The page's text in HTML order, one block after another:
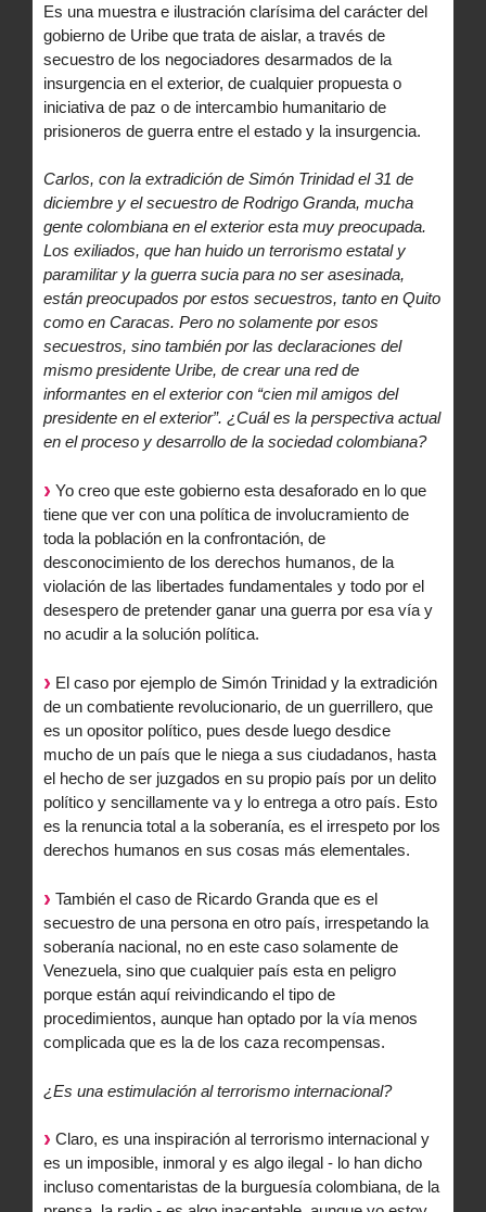
Es una muestra e ilustración clarísima del carácter del
gobierno de Uribe que trata de aislar, a través de
secuestro de los negociadores desarmados de la
insurgencia en el exterior, de cualquier propuesta o
iniciativa de paz o de intercambio humanitario de
prisioneros de guerra entre el estado y la insurgencia.
Carlos, con la extradición de Simón Trinidad el 31 de
diciembre y el secuestro de Rodrigo Granda, mucha
gente colombiana en el exterior esta muy preocupada.
Los exiliados, que han huido un terrorismo estatal y
paramilitar y la guerra sucia para no ser asesinada,
están preocupados por estos secuestros, tanto en Quito
como en Caracas. Pero no solamente por esos
secuestros, sino también por las declaraciones del
mismo presidente Uribe, de crear una red de
informantes en el exterior con “cien mil amigos del
presidente en el exterior”. ¿Cuál es la perspectiva actual
en el proceso y desarrollo de la sociedad colombiana?
Yo creo que este gobierno esta desaforado en lo que
tiene que ver con una política de involucramiento de
toda la población en la confrontación, de
desconocimiento de los derechos humanos, de la
violación de las libertades fundamentales y todo por el
desespero de pretender ganar una guerra por esa vía y
no acudir a la solución política.
El caso por ejemplo de Simón Trinidad y la extradición
de un combatiente revolucionario, de un guerrillero, que
es un opositor político, pues desde luego desdice
mucho de un país que le niega a sus ciudadanos, hasta
el hecho de ser juzgados en su propio país por un delito
político y sencillamente va y lo entrega a otro país. Esto
es la renuncia total a la soberanía, es el irrespeto por los
derechos humanos en sus cosas más elementales.
También el caso de Ricardo Granda que es el
secuestro de una persona en otro país, irrespetando la
soberanía nacional, no en este caso solamente de
Venezuela, sino que cualquier país esta en peligro
porque están aquí reivindicando el tipo de
procedimientos, aunque han optado por la vía menos
complicada que es la de los caza recompensas.
¿Es una estimulación al terrorismo internacional?
Claro, es una inspiración al terrorismo internacional y
es un imposible, inmoral y es algo ilegal - lo han dicho
incluso comentaristas de la burguesía colombiana, de la